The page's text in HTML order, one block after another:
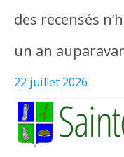
des recensés
un an
22 juillet 2026